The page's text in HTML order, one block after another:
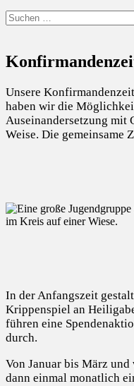
Suchen
Suchen
nach:
Unsere
haben wir die
Auseinandersetzung mit
Weise. Die gemeinsame
In der Anfangszeit
Krippenspiel an
führen eine
durch.
Von Januar bis März
dann einmal monatlich